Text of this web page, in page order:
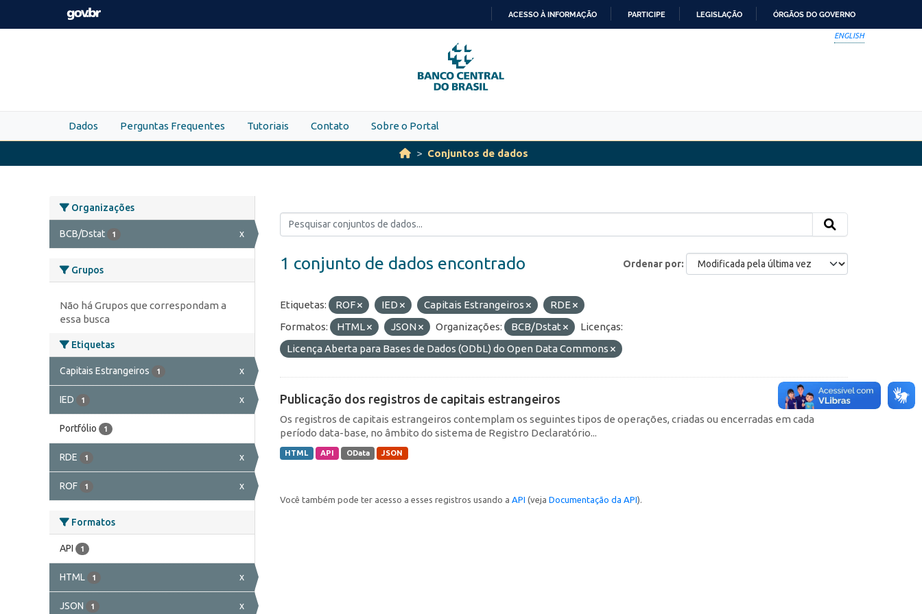
Skip to main content
PARA
O
CONTEÚDO
ACESSO À INFORMAÇÃO PARTICIPE LEGISLAÇÃO ÓRGÃOS DO GOVERNO
ENGLISH
Dados Perguntas Frequentes Tutoriais Contato Sobre o Portal
Conjuntos de dados
Organizações
BCB/Dstat 1 x
Grupos
Não há Grupos que correspondam a
essa busca
Etiquetas
Capitais Estrangeiros 1 x
IED 1 x
Portfólio 1
RDE 1 x
ROF 1 x
Formatos
API 1
HTML 1 x
JSON 1 x
Ordenar por
1 conjunto de dados encontrado
Etiquetas: ROF IED Capitais Estrangeiros
RDE
Formatos:
HTML JSON Organizações: BCB/Dstat
Licenças:
Licença Aberta para Bases de Dados (ODbL) do Open Data Commons
Publicação dos registros de capitais estrangeiros
Os registros de capitais estrangeiros contemplam os seguintes tipos de operações, criadas ou encerradas em cada
período data-base, no âmbito do sistema de Registro Declaratório...
HTML API OData JSON
Você também pode ter acesso a esses registros usando a API (veja Documentação da API).